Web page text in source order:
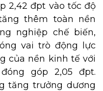
2,42 đpt vào tốc độ
thêm toàn nền
nghiệp chế biến,
vai trò động lực
của nền kinh tế với
góp 2,05 đpt.
tăng trưởng dương